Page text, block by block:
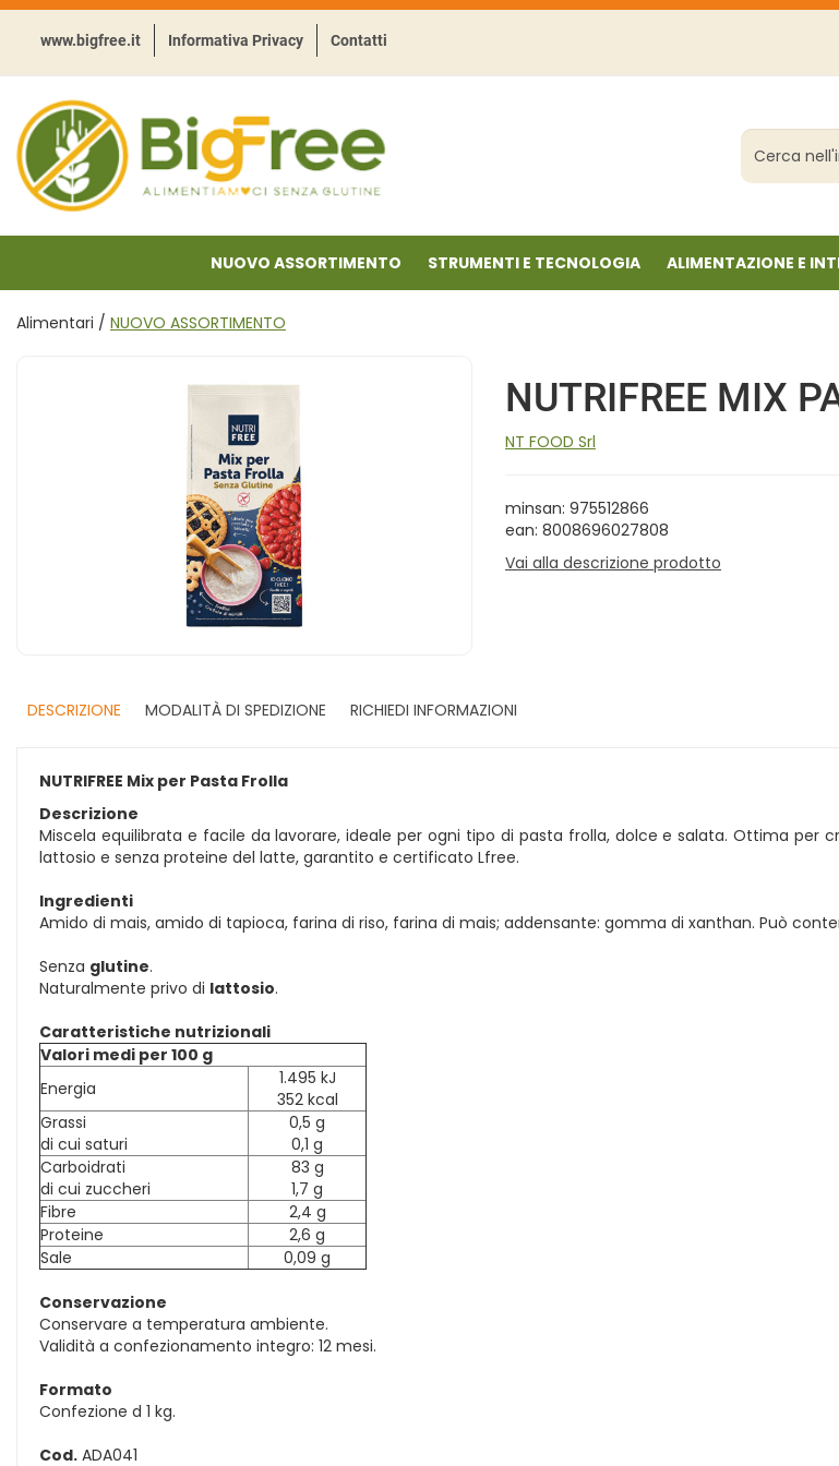
Passa
principale
www.bigfree.it Informativa Privacy Contatti
BigFree
-
Punto
celiachia
Cerca
Prodotto
NUOVO ASSORTIMENTO STRUMENTI E TECNOLOGIA ALIMENTAZIONE E
Alimentari / NUOVO ASSORTIMENTO
NUTRIFREE MIX
NT FOOD Srl
minsan: 975512866
ean: 8008696027808
Vai alla descrizione prodotto
DESCRIZIONE
MODALITÀ DI SPEDIZIONE RICHIEDI INFORMAZIONI
NUTRIFREE Mix per Pasta Frolla
Descrizione
Miscela equilibrata e facile da lavorare, ideale per ogni tipo di pasta frolla, dolce e salata. Ottima per
lattosio e senza proteine del latte, garantito e certificato Lfree.
Ingredienti
Amido di mais, amido di tapioca, farina di riso, farina di mais; addensante: gomma di xanthan. Può
Senza glutine.
Naturalmente privo di lattosio.
Caratteristiche nutrizionali
Valori medi per 100 g
Energia
1.495 kJ
352 kcal
Grassi
di cui saturi
0,5 g
0,1 g
Carboidrati
di cui zuccheri
83 g
1,7 g
Fibre
2,4 g
Proteine
2,6 g
Sale
0,09 g
Conservazione
Conservare a temperatura ambiente.
Validità a confezionamento integro: 12 mesi.
Formato
Confezione d 1 kg.
Cod. ADA041